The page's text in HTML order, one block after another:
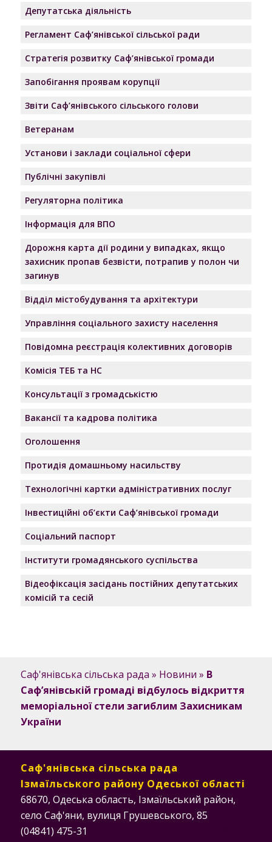
Депутатська діяльність
Регламент Саф’янівської сільської ради
Стратегія розвитку Саф’янівської громади
Запобігання проявам корупції
Звіти Саф’янівського сільського голови
Ветеранам
Установи і заклади соціальної сфери
Публічні закупівлі
Регуляторна політика
Інформація для ВПО
Дорожня карта дії родини у випадках, якщо
захисник пропав безвісти, потрапив у полон чи
загинув
Відділ містобудування та архітектури
Управління соціального захисту населення
Повідомна реєстрація колективних договорів
Комісія ТЕБ та НС
Консультації з громадськістю
Вакансії та кадрова політика
Оголошення
Протидія домашньому насильству
Технологічні картки адміністративних послуг
Інвестиційні об’єкти Саф’янівської громади
Соціальний паспорт
Інститути громадянського суспільства
Відеофіксація засідань постійних депутатських
комісій та сесій
Саф'янівська сільська рада » Новини » В
Сафʼянівській громаді відбулось відкриття
меморіальної стели загиблим Захисникам
України
Саф'янівська сільська рада
Ізмаїльського району Одеської області
68670, Одеська область, Ізмаїльський район,
село Саф'яни, вулиця Грушевського, 85
(04841) 475-31